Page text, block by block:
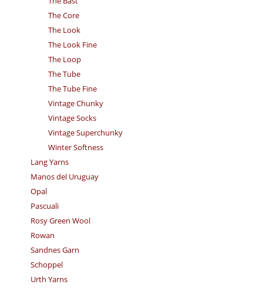
The Core
The Look
The Look Fine
The Loop
The Tube
The Tube Fine
Vintage Chunky
Vintage Socks
Vintage Superchunky
Winter Softness
Lang Yarns
Manos del Uruguay
Opal
Pascuali
Rosy Green Wool
Rowan
Sandnes Garn
Schoppel
Urth Yarns